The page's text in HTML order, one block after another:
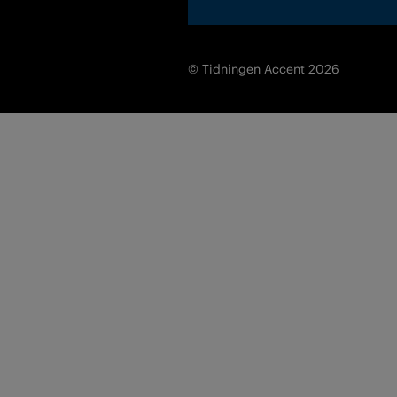
© Tidningen Accent 2026